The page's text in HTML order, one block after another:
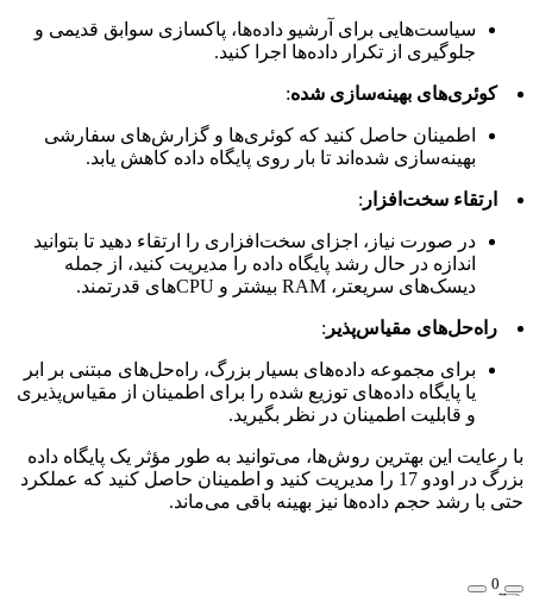
سیاست‌هایی برای آرشیو داده‌ها، پاکسازی سوابق قدیمی و
جلوگیری از تکرار داده‌ها اجرا کنید.
کوئری‌های بهینه‌سازی شده:
اطمینان حاصل کنید که کوئری‌ها و گزارش‌های سفارشی
بهینه‌سازی شده‌اند تا بار روی پایگاه داده کاهش یابد.
ارتقاء سخت‌افزار :
در صورت نیاز، اجزای سخت‌افزاری را ارتقاء دهید تا بتوانید
اندازه در حال رشد پایگاه داده را مدیریت کنید، از جمله
دیسک‌های سریعتر، RAM بیشتر و CPUهای قدرتمند.
راه‌حل‌های مقیاس‌پذیر :
برای مجموعه داده‌های بسیار بزرگ، راه‌حل‌های مبتنی بر ابر
یا پایگاه داده‌های توزیع شده را برای اطمینان از مقیاس‌پذیری
و قابلیت اطمینان در نظر بگیرید.
با رعایت این بهترین روش‌ها، می‌توانید به طور مؤثر یک پایگاه داده
بزرگ در اودو 17 را مدیریت کنید و اطمینان حاصل کنید که عملکرد
حتی با رشد حجم داده‌ها نیز بهینه باقی می‌ماند.
0